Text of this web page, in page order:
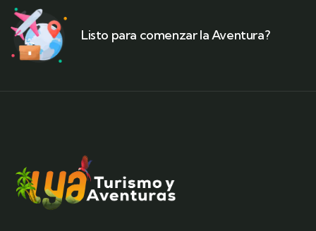
Listo para comenzar la Aventura?